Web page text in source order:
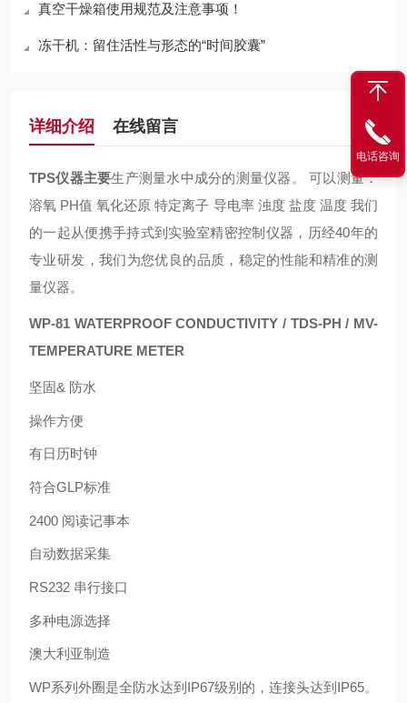
真空干燥箱使用规范及注意事项！
冻干机：留住活性与形态的“时间胶囊”
详细介绍 在线留言
TPS仪器主要生产测量水中成分的测量仪器。
可以测量：
溶氧 PH值 氧化还原 特定离子 导电率浊度盐度温度 我们
的一起从便携手持式到实验室精密控制仪器，历经40年的
专业研发，我们为您优良的品质，稳定的性能和精准的测
量仪器。
WP-81 WATERPROOF CONDUCTIVITY / TDS-PH / MV-
TEMPERATURE METER
坚固& 防水
操作方便
有日历时钟
符合GLP标准
2400 阅读记事本
自动数据采集
RS232 串行接口
多种电源选择
澳大利亚制造
WP系列外圈是全防水达到 IP67级别的，连接头达到 IP65。
电话咨询